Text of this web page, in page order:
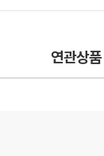
연관상품